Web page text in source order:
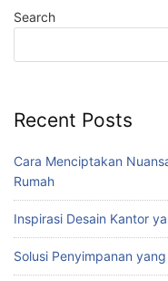
Search
Recent Posts
Cara Menciptakan
Rumah
Inspirasi Desain Kantor
Solusi Penyimpanan